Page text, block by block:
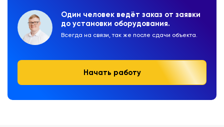
Один человек ведёт заказ от заявки
до установки оборудования.
Всегда на связи, так же после сдачи объекта.
Начать работу